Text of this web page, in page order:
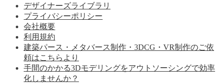
デザイナーズライブラリ
プライバシーポリシー
会社概要
利用規約
建築パース・メタバース制作・3DCG・VR制作のご依
頼はこちらより
手間のかかる3Dモデリングをアウトソーシングで効率
化しませんか？